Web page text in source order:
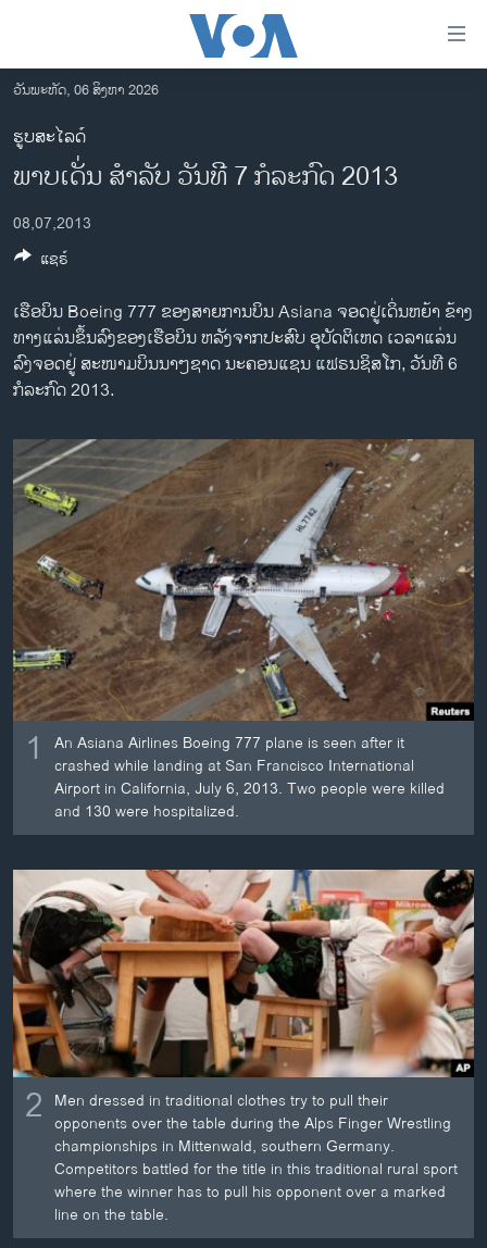
ເຂົ້າ
ຫາ
ຂ້າມ
ຂ້າມ
ໄປ
ຫາ
ຄົ້ນ
ລາວ
ອາເມຣິກາ
ການເລືອກຕັ້ງ ປະທານາທີບໍດີ ສະຫະລັດ 2024
ຂ່າວ​ຈີນ
ໂລກ
ເອເຊຍ
ອິດສະຫຼະພາບດ້ານການຂ່າວ
ຊຸມຊົນຊາວລາວ
ວິທະຍາສາດ-ເທັກໂນໂລຈີ
ທຸລະກິດ
ພາສາອັງກິດ
ວີດີໂອ
ສຽງ
ລາຍການກະຈາຍສຽງ
ລາຍງານ
ຕິດຕາມພວກເຮົາ ທີ່
ພາສາຕ່າງໆ
ວັນພະຫັດ, 06 ສິງຫາ 2026
ຮູບສະໄລດ໌
ພາບເດັ່ນ ສໍາລັບ ວັນທີ 7 ກໍລະກົດ 2013
08,07,2013
ເຮືອບິນ Boeing 777 ຂອງສາຍການບິນ Asiana ຈອດຢູ່ເດິ່ນຫຍ້າ ຂ້າງ
ທາງແລ່ນຂຶ້ນລົງຂອງເຮືອບິນ ຫລັງຈາກປະສົບ ອຸບັດຕິເຫດ ເວລາແລ່ນ
ລົງຈອດຢູ່ ສະໜາມບິນນາໆຊາດ ນະຄອນແຊນ ແຟຣນຊິສໂກ, ວັນທີ 6
ກໍລະກົດ 2013.
1
An Asiana Airlines Boeing 777 plane is seen after it
crashed while landing at San Francisco International
Airport in California, July 6, 2013. Two people were killed
and 130 were hospitalized.
2 Men dressed in traditional clothes try to pull their
opponents over the table during the Alps Finger Wrestling
championships in Mittenwald, southern Germany.
Competitors battled for the title in this traditional rural sport
where the winner has to pull his opponent over a marked
line on the table.
ແຊຣ໌